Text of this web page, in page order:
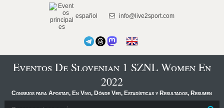
español info@live2sport.com
Eventos De Slovenian 1 SZNL Women En
2022
Consejos para Apostar, En Vivo, Dónde Ver, Estadísticas y Resultados, Resumen